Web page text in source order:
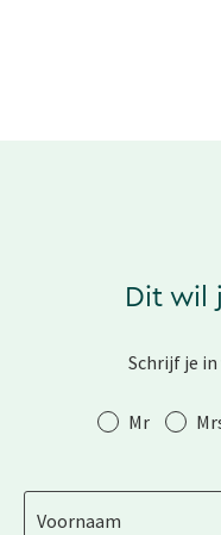
Dit wil
Schrijf je
Aanhef Mr
Voornaam